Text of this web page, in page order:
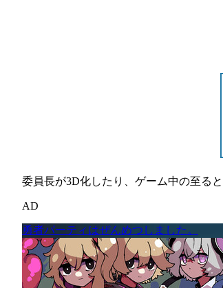
委員長が3D化したり、ゲーム中の至る
AD
勇者パーティはぜんめつしました。